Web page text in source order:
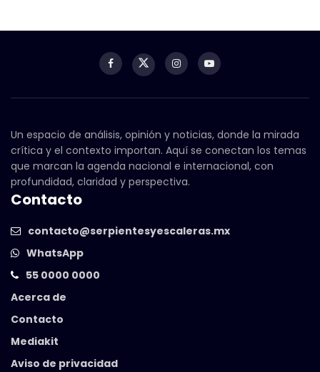
Un espacio de análisis, opinión y noticias, donde la mirada
crítica y el contexto importan. Aquí se conectan los temas
que marcan la agenda nacional e internacional, con
profundidad, claridad y perspectiva.
Contacto
contacto@serpientesyescaleras.mx
WhatsApp
55 0000 0000
Acerca de
Contacto
Mediakit
Aviso de privacidad